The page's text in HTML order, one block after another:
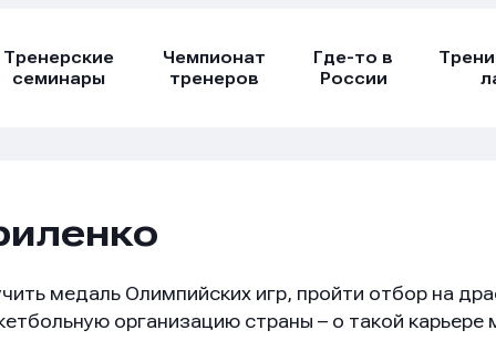
Тренерские
семинары
Чемпионат
тренеров
Где-то в
России
медаль Олимпийских игр, пройти отбор на
организацию страны – о такой